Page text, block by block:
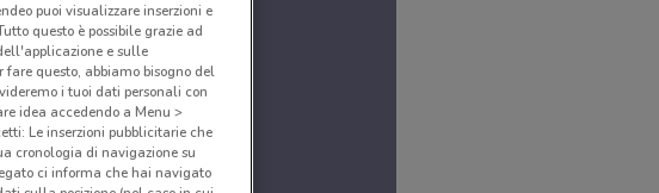
puoi visualizzare inserzioni e
questo è possibile grazie ad
e sulle
questo, abbiamo bisogno del
i tuoi dati personali con
idea accedendo a Menu >
Le inserzioni pubblicitarie che
cronologia di navigazione su
ci informa che hai navigato